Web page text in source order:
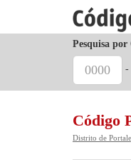
Pesquisa por
-
Código
Distrito de